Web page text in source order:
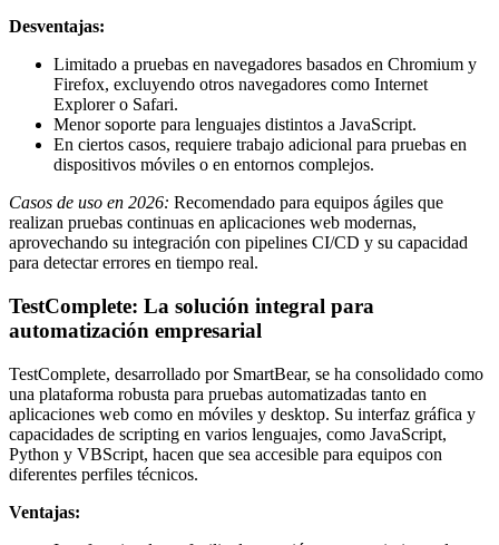
Desventajas:
Limitado a pruebas en navegadores basados en Chromium y
Firefox, excluyendo otros navegadores como Internet
Explorer o Safari.
Menor soporte para lenguajes distintos a JavaScript.
En ciertos casos, requiere trabajo adicional para pruebas en
dispositivos móviles o en entornos complejos.
Casos de uso en 2026: Recomendado para equipos ágiles que
realizan pruebas continuas en aplicaciones web modernas,
aprovechando su integración con pipelines CI/CD y su capacidad
para detectar errores en tiempo real.
TestComplete: La solución integral para
automatización empresarial
TestComplete, desarrollado por SmartBear, se ha consolidado como
una plataforma robusta para pruebas automatizadas tanto en
aplicaciones web como en móviles y desktop. Su interfaz gráfica y
capacidades de scripting en varios lenguajes, como JavaScript,
Python y VBScript, hacen que sea accesible para equipos con
diferentes perfiles técnicos.
Ventajas: